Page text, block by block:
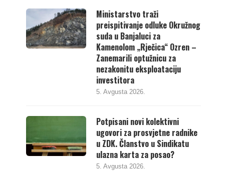
Ministarstvo traži
preispitivanje odluke Okružnog
suda u Banjaluci za
Kamenolom „Rječica“ Ozren –
Zanemarili optužnicu za
nezakonitu eksploataciju
investitora
5. Avgusta 2026.
Potpisani novi kolektivni
ugovori za prosvjetne radnike
u ZDK. Članstvo u Sindikatu
ulazna karta za posao?
5. Avgusta 2026.